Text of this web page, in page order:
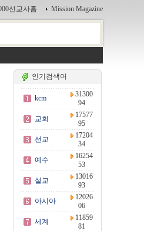
선교사홈 Mission Magazine
인기검색어
kcm
31300
94
교회
17577
95
선교
17204
34
예수
16254
53
설교
13016
93
아시아
12026
06
세계
11859
81